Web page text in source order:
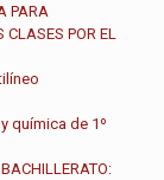
PARA
POR EL
química de 1º